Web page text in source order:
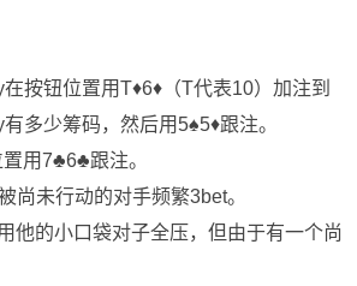
按钮位置用T♦6♦（T代表10）加注到
多少筹码，然后用5♠5♦跟注。
用7♣6♣跟注。
尚未行动的对手频繁3bet。
他的小口袋对子全压，但由于有一个尚